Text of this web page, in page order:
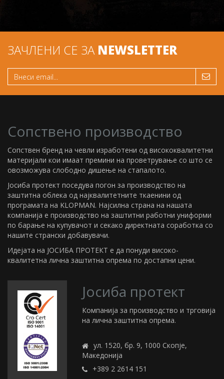
ЗАЧЛЕНИ СЕ ЗА NEWSLETTER
Сопствено производство
Сопствен бренд на чевли изработени од висококвалитетни
материјали кои имаат премини на проветрување со што се
овозможува слободно дишење на стапалото.
Јосиба протект поседува погон за производство на
заштитна облека од најквалитетните ткаенини од
програмата на KLOPMAN. Најсилна страна на нашата
компанија е производство на заштитни работни униформи
по барање на купувачот и секако директната соработка со
нашите странски добавувачи.
Идејата на ЈОСИБА ПРОТЕКТ е да понуди високо-
квалитетна лична заштитна опрема по достапни цени.
Јосиба протект
Компанија за производство и трговија
на лична заштитна опрема.
ул. 1520, бр. 9, 1000 Скопје,
Македонија
+389 2 2614 151